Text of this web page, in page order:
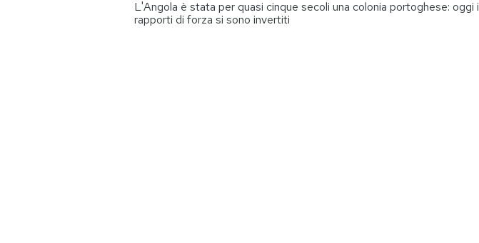
L'Angola è stata per quasi cinque secoli una colonia portoghese: oggi i
rapporti di forza si sono invertiti